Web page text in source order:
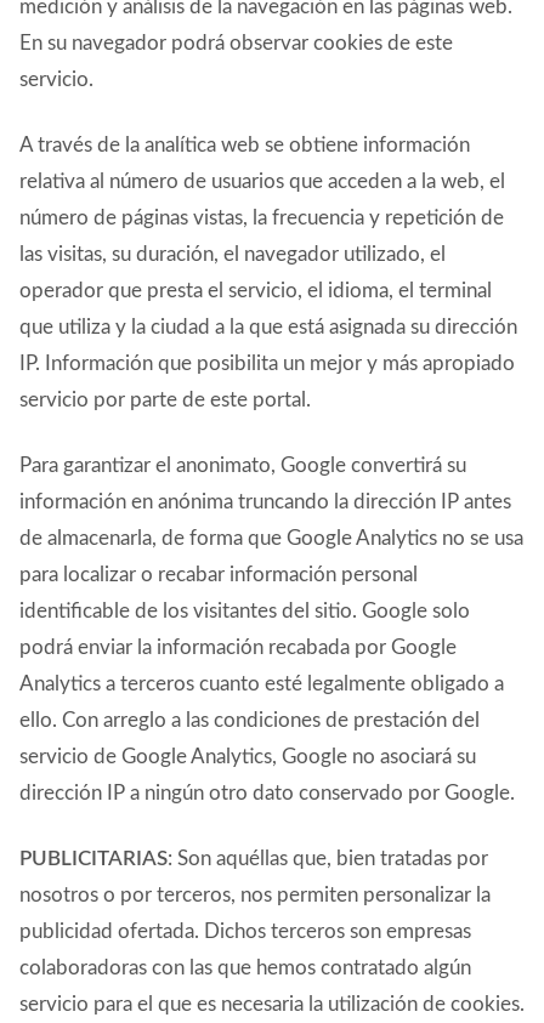
medición y análisis de la navegación en las páginas web.
En su navegador podrá observar cookies de este
servicio.
A través de la analítica web se obtiene información
relativa al número de usuarios que acceden a la web, el
número de páginas vistas, la frecuencia y repetición de
las visitas, su duración, el navegador utilizado, el
operador que presta el servicio, el idioma, el terminal
que utiliza y la ciudad a la que está asignada su dirección
IP. Información que posibilita un mejor y más apropiado
servicio por parte de este portal.
Para garantizar el anonimato, Google convertirá su
información en anónima truncando la dirección IP antes
de almacenarla, de forma que Google Analytics no se usa
para localizar o recabar información personal
identificable de los visitantes del sitio. Google solo
podrá enviar la información recabada por Google
Analytics a terceros cuanto esté legalmente obligado a
ello. Con arreglo a las condiciones de prestación del
servicio de Google Analytics, Google no asociará su
dirección IP a ningún otro dato conservado por Google.
PUBLICITARIAS: Son aquéllas que, bien tratadas por
nosotros o por terceros, nos permiten personalizar la
publicidad ofertada. Dichos terceros son empresas
colaboradoras con las que hemos contratado algún
servicio para el que es necesaria la utilización de cookies.